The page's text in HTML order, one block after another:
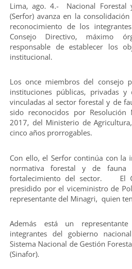
Lima, ago. 4.- Nacional Forestal
(Serfor) avanza en la
reconocimiento de los
Consejo Directivo, máximo
responsable de establecer los
institucional.
Los once miembros del consejo
instituciones públicas, privadas
vinculadas al sector forestal y de
sido reconocidos por Resolución
2017, del Ministerio de
cinco años prorrogables.
Con ello, el Serfor continúa con la
normativa forestal y de
fortalecimiento del sector. El
presidido por el viceministro de
representante del Minagri, quien
Además está un
integrantes del gobierno
Sistema Nacional de Gestión
(Sinafor).